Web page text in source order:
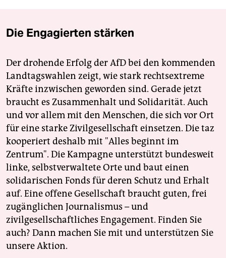
Die Engagierten stärken
Der drohende Erfolg der AfD bei den kommenden
Landtagswahlen zeigt, wie stark rechtsextreme
Kräfte inzwischen geworden sind. Gerade jetzt
braucht es Zusammenhalt und Solidarität. Auch
und vor allem mit den Menschen, die sich vor Ort
für eine starke Zivilgesellschaft einsetzen. Die taz
kooperiert deshalb mit "Alles beginnt im
Zentrum". Die Kampagne unterstützt bundesweit
linke, selbstverwaltete Orte und baut einen
solidarischen Fonds für deren Schutz und Erhalt
auf. Eine offene Gesellschaft braucht guten, frei
zugänglichen Journalismus – und
zivilgesellschaftliches Engagement. Finden Sie
auch? Dann machen Sie mit und unterstützen Sie
unsere Aktion.